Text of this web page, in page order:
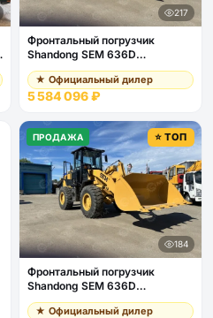
217
Фронтальный погрузчик
Shandong SEM 636D
джойстик, кондиционер
★ Официальный дилер
5 584 096 ₽
ПРОДАЖА ⭐ ТОП
184
Фронтальный погрузчик
Shandong SEM 636D
джойстик, кондиционер
★ Официальный дилер